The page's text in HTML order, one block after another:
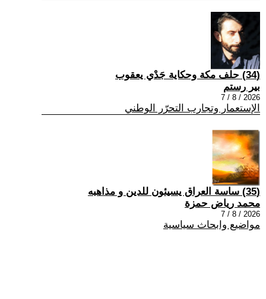
(34) حلف مكة وحكاية جَدْي يعقوب
بير رستم
2026 / 8 / 7
الإستعمار وتجارب التحرّر الوطني
(35) ساسة العراق يسيئون للدين و مذاهبه
محمد رياض حمزة
2026 / 8 / 7
مواضيع وابحاث سياسية